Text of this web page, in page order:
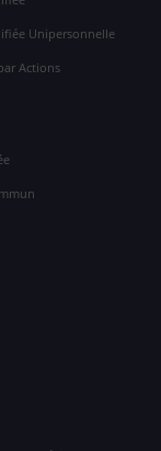
Unipersonnelle
Actions